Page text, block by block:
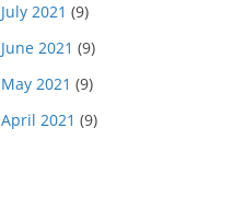
July 2021 (9)
June 2021 (9)
May 2021 (9)
April 2021 (9)